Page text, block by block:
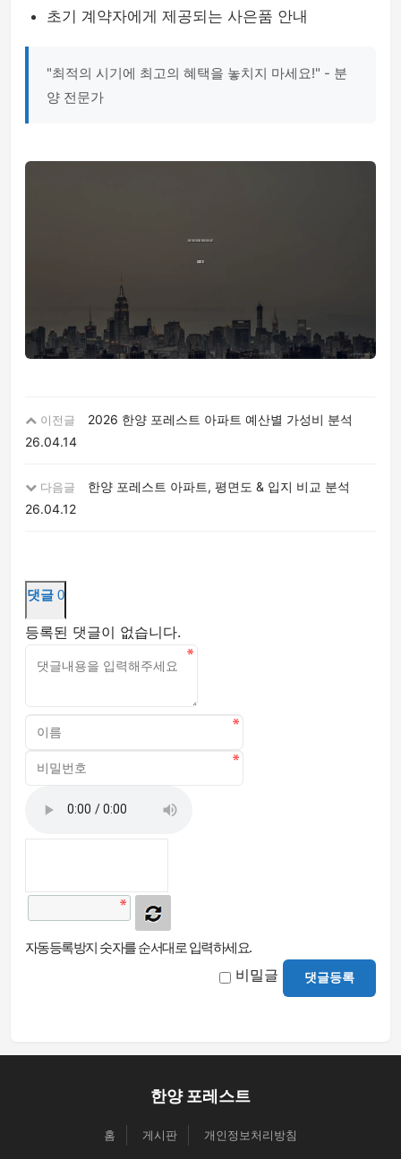
초기 계약자에게 제공되는 사은품 안내
"최적의 시기에 최고의 혜택을 놓치지 마세요!" - 분
양 전문가
이전글
2026 한양 포레스트 아파트 예산별 가성비 분석
26.04.14
다음글
한양 포레스트 아파트, 평면도 & 입지 비교 분석
26.04.12
댓글 0
등록된 댓글이 없습니다.
자동등록방지 숫자를 순서대로 입력하세요.
비밀글 댓글등록
한양 포레스트
홈 게시판 개인정보처리방침